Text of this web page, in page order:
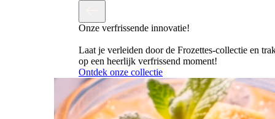
Onze verfrissende innovatie!
Laat je verleiden door de Frozettes-collectie en
op een heerlijk verfrissend moment!
Ontdek onze collectie